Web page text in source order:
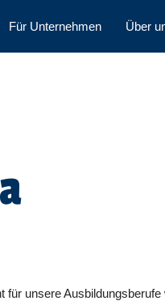
Für Unternehmen Über
unsere